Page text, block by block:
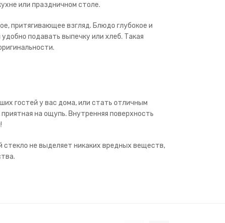
или праздничном столе.
притягивающее взгляд. Блюдо глубокое и
подавать выпечку или хлеб. Такая
гостей у вас дома, или стать отличным
на ощупь. Внутренняя поверхность
стекло не выделяет никаких вредных веществ,